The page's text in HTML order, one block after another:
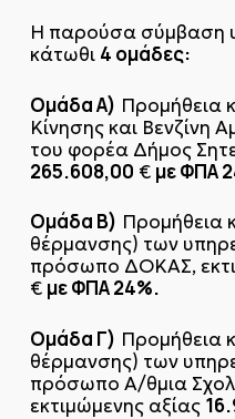
Η παρούσα σύμβαση
κάτωθι 4 ομάδες:
Ομάδα Α) Προμήθεια
Κίνησης και Βενζίνη
του φορέα Δήμος
265.608,00 € με ΦΠΑ
Ομάδα Β) Προμήθεια
θέρμανσης) των
πρόσωπο ΔΟΚΑΣ,
€ με ΦΠΑ 24%.
Ομάδα Γ) Προμήθεια
θέρμανσης) των
πρόσωπο Α/θμια
εκτιμώμενης αξίας